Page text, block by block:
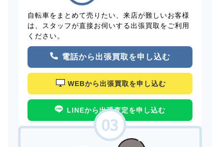
自転車をまとめて売りたい、来店が難しいお客様
は、スタッフが直接お伺いする出張買取をご利用
ください。
電話から出張買取を申し込む
WEBから出張買取を申し込む
LINEから出張査定を申し込む